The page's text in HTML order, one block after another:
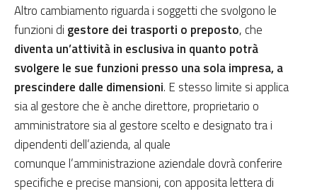
Altro cambiamento riguarda i soggetti che svolgono le
funzioni di gestore dei trasporti o preposto, che
diventa un’attività in esclusiva in quanto potrà
svolgere le sue funzioni presso una sola impresa, a
prescindere dalle dimensioni. E stesso limite si applica
sia al gestore che è anche direttore, proprietario o
amministratore sia al gestore scelto e designato tra i
dipendenti dell’azienda, al quale
comunque l’amministrazione aziendale dovrà conferire
specifiche e precise mansioni, con apposita lettera di